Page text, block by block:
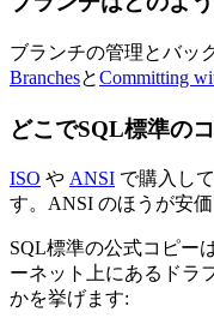
ブランチの管理とバッ
BranchesとCommitting
どこでSQL標準の
ISO や ANSI で購入し
す。ANSI のほうが安
SQL標準の公式コピー
ーネット上にあるドラ
かを挙げます: